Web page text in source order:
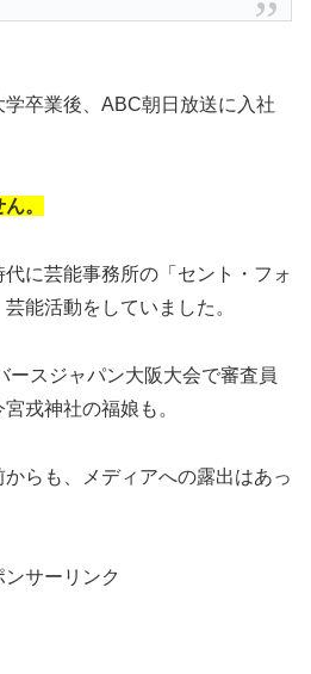
卒業後、ABC朝日放送に入社
。
に芸能事務所の「セント・フォ
能活動をしていました。
ースジャパン大阪大会で審査員
戎神社の福娘も。
らも、メディアへの露出はあっ
ンサーリンク